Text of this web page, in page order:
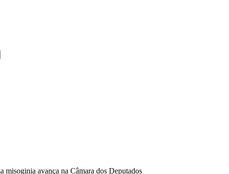
misoginia avança na Câmara dos Deputados